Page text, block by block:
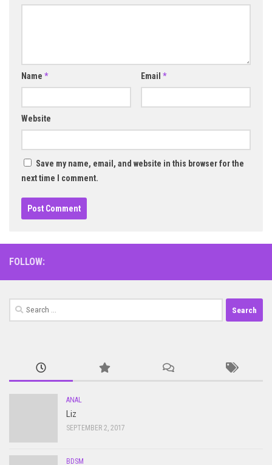
Name * Email *
Website
Save my name, email, and website in this browser for the
next time I comment.
FOLLOW:
Search
for:
ANAL
Liz
SEPTEMBER 2, 2017
BDSM